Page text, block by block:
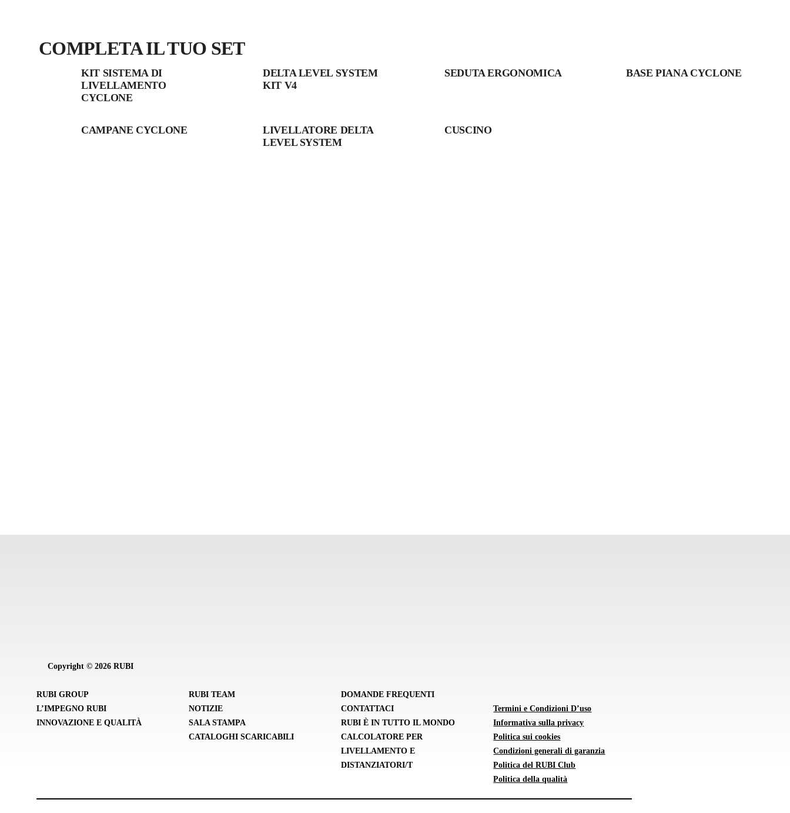
COMPLETA IL TUO SET
KIT SISTEMA DI
LIVELLAMENTO
CYCLONE
DELTA LEVEL SYSTEM
KIT V4
SEDUTA ERGONOMICA BASE PIANA CYCLONE
CAMPANE CYCLONE
LIVELLATORE DELTA
LEVEL SYSTEM
CUSCINO
Copyright © 2026 RUBI
RUBI GROUP
L’IMPEGNO RUBI
INNOVAZIONE E QUALITÀ
RUBI TEAM
NOTIZIE
SALA STAMPA
CATALOGHI SCARICABILI
DOMANDE FREQUENTI
CONTATTACI
RUBI È IN TUTTO IL MONDO
CALCOLATORE PER
LIVELLAMENTO E
DISTANZIATORI/T
Termini e Condizioni D’uso
Informativa sulla privacy
Politica sui cookies
Condizioni generali di garanzia
Politica del RUBI Club
Politica della qualità